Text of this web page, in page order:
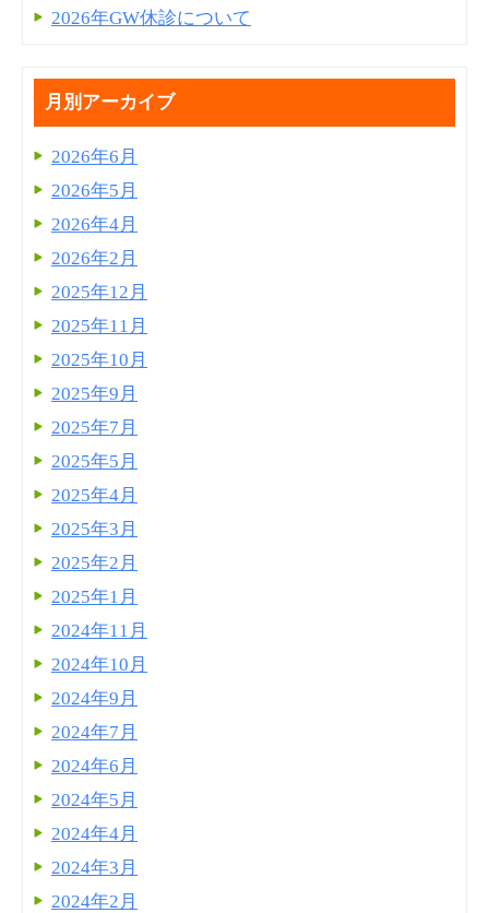
2026年GW休診について
月別アーカイブ
2026年6月
2026年5月
2026年4月
2026年2月
2025年12月
2025年11月
2025年10月
2025年9月
2025年7月
2025年5月
2025年4月
2025年3月
2025年2月
2025年1月
2024年11月
2024年10月
2024年9月
2024年7月
2024年6月
2024年5月
2024年4月
2024年3月
2024年2月